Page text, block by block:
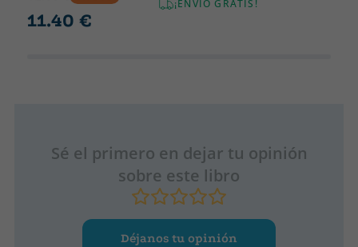
11.40 €
¡ENVÍO GRATIS!
Sé el primero en dejar tu opinión
sobre este libro
Déjanos tu opinión